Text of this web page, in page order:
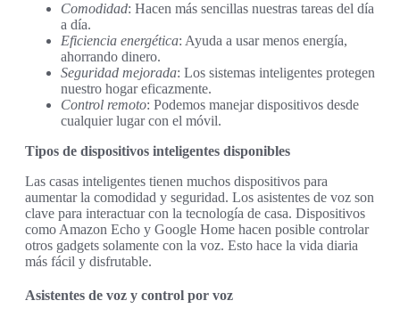
Comodidad: Hacen más sencillas nuestras tareas del día
a día.
Eficiencia energética: Ayuda a usar menos energía,
ahorrando dinero.
Seguridad mejorada: Los sistemas inteligentes protegen
nuestro hogar eficazmente.
Control remoto: Podemos manejar dispositivos desde
cualquier lugar con el móvil.
Tipos de dispositivos inteligentes disponibles
Las casas inteligentes tienen muchos dispositivos para
aumentar la comodidad y seguridad. Los asistentes de voz son
clave para interactuar con la tecnología de casa. Dispositivos
como Amazon Echo y Google Home hacen posible controlar
otros gadgets solamente con la voz. Esto hace la vida diaria
más fácil y disfrutable.
Asistentes de voz y control por voz